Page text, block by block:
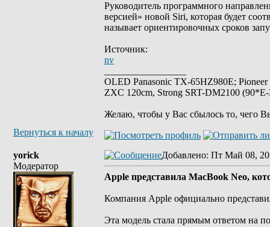
Руководитель программного
версией» новой Siri, которая будет
называет ориентировочных сроков
Источник:
nv
OLED Panasonic TX-65HZ980E;
ZXC 120cm, Strong SRT-DM2100
Желаю, чтобы у Вас сбылось то, чего
Вернуться к началу
yorick
Модератор
Добавлено: Пт Май 08,
Apple представила MacBook Neo,
Компания Apple официально
Эта модель стала прямым ответом на